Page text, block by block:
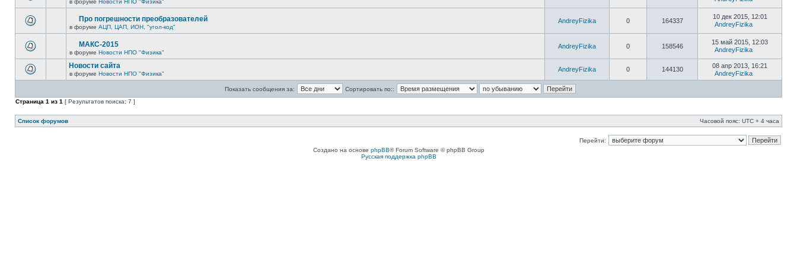
в форуме Новости НПО "Физика"
Про погрешности преобразователей
в форуме АЦП, ЦАП, ИОН, "угол-код"
AndreyFizika 0 164337
10 дек 2015, 12:01
AndreyFizika
МАКС-2015
в форуме Новости НПО "Физика"
AndreyFizika 0 158546
15 май 2015, 12:03
AndreyFizika
Новости сайта
в форуме Новости НПО "Физика"
AndreyFizika 0 144130
08 апр 2013, 16:21
AndreyFizika
Показать сообщения за:
Сортировать по::
Страница 1 из 1 [ Результатов поиска: 7 ]
Список форумов Часовой пояс: UTC + 4 часа
Перейти:
Создано на основе phpBB® Forum Software © phpBB Group
Русская поддержка phpBB